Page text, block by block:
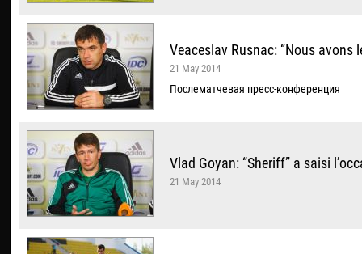
Veaceslav Rusnac: “Nous avons
21 May 2014
Послематчевая пресс-конференция
Vlad Goyan: “Sheriff” a saisi
21 May 2014